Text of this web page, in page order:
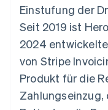
Radar
Betrugsprävention
Atlas
Start-up-Gründung
Climate
CO₂-Entnahme
Einstufung der
Seit 2019 ist
2024
von Stripe
Produkt für die
Zahlungseinzug,